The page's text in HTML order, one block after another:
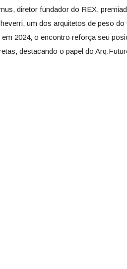
diretor fundador do REX,
um dos arquitetos de peso
2024, o encontro reforça seu
destacando o papel do